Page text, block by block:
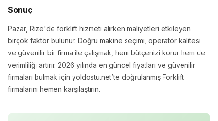
Sonuç
Pazar, Rize'de forklift hizmeti alırken maliyetleri etkileyen
birçok faktör bulunur. Doğru makine seçimi, operatör kalitesi
ve güvenilir bir firma ile çalışmak, hem bütçenizi korur hem de
verimliliği artırır. 2026 yılında en güncel fiyatları ve güvenilir
firmaları bulmak için yoldostu.net’te doğrulanmış Forklift
firmalarını hemen karşılaştırın.